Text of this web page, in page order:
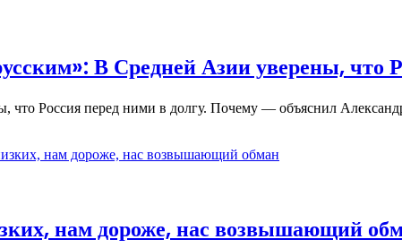
В Средней Азии уверены, что
что Россия перед ними в долгу. Почему — объяснил
нам дороже, нас возвышающий